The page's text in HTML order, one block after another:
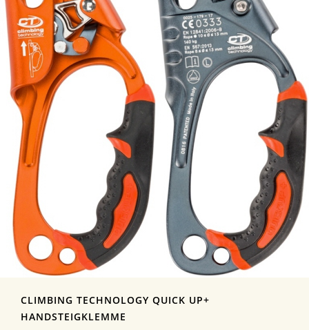
CLIMBING TECHNOLOGY QUICK UP+
HANDSTEIGKLEMME